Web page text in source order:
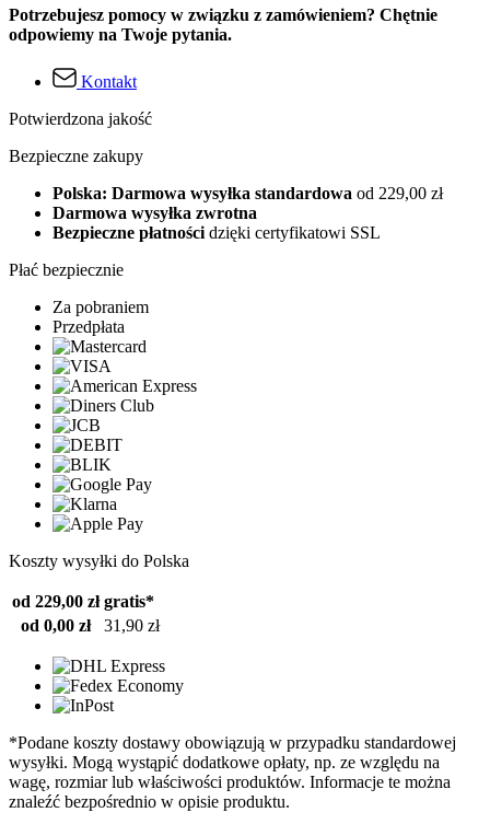
Potrzebujesz pomocy w związku z zamówieniem? Chętnie
odpowiemy na Twoje pytania.
Kontakt
Potwierdzona jakość
Bezpieczne zakupy
Polska: Darmowa wysyłka standardowa od 229,00 zł
Darmowa wysyłka zwrotna
Bezpieczne płatności dzięki certyfikatowi SSL
Płać bezpiecznie
Za pobraniem
Przedpłata
Koszty wysyłki do Polska
od 229,00 zł gratis*
od 0,00 zł
31,90 zł
*Podane koszty dostawy obowiązują w przypadku standardowej
wysyłki. Mogą wystąpić dodatkowe opłaty, np. ze względu na
wagę, rozmiar lub właściwości produktów. Informacje te można
znaleźć bezpośrednio w opisie produktu.